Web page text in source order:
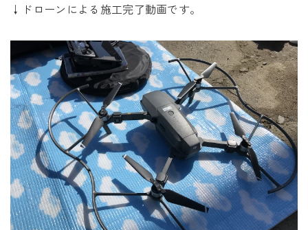
Tel. 0257-27-2157
↓ドローンによる施工完了動画です。